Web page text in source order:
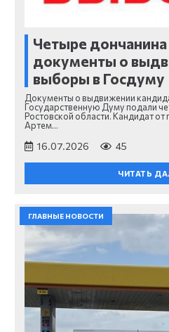
Четыре
документы о
выборы в Госдуму
Документы о выдвижении
Государственную Думу подали
Ростовской области. Кандидат от
Артем…
16.07.2026 45
ЧИТАТЬ
ГЛАВНЫЕ НОВОСТИ